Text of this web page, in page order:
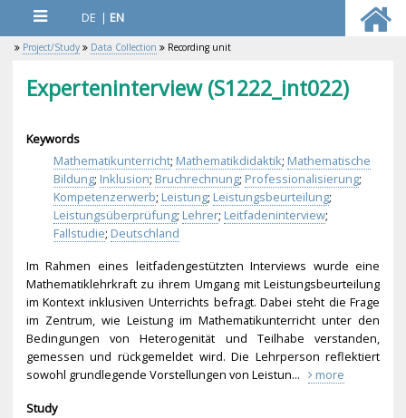
DE | EN
Project/Study Data Collection Recording unit
Experteninterview (S1222_int022)
Keywords
Mathematikunterricht; Mathematikdidaktik; Mathematische
Bildung; Inklusion; Bruchrechnung; Professionalisierung;
Kompetenzerwerb; Leistung; Leistungsbeurteilung;
Leistungsüberprüfung; Lehrer; Leitfadeninterview;
Fallstudie; Deutschland
Im Rahmen eines leitfadengestützten Interviews wurde eine
Mathematiklehrkraft zu ihrem Umgang mit Leistungsbeurteilung
im Kontext inklusiven Unterrichts befragt. Dabei steht die Frage
im Zentrum, wie Leistung im Mathematikunterricht unter den
Bedingungen von Heterogenität und Teilhabe verstanden,
gemessen und rückgemeldet wird. Die Lehrperson reflektiert
sowohl grundlegende Vorstellungen von Leistun...
more
Study